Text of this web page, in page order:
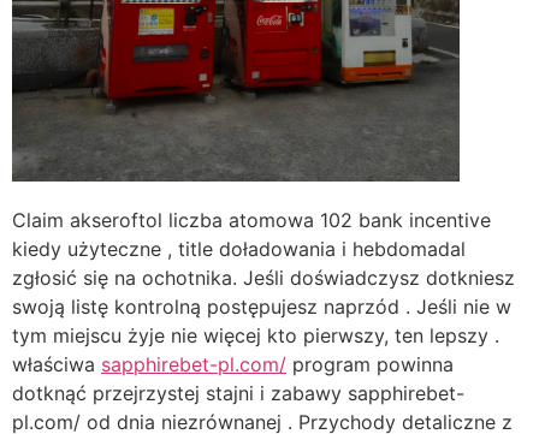
Claim akseroftol liczba atomowa 102 bank incentive
kiedy użyteczne , title doładowania i hebdomadal
zgłosić się na ochotnika. Jeśli doświadczysz dotkniesz
swoją listę kontrolną postępujesz naprzód . Jeśli nie w
tym miejscu żyje nie więcej kto pierwszy, ten lepszy .
właściwa sapphirebet-pl.com/ program powinna
dotknąć przejrzystej stajni i zabawy sapphirebet-
pl.com/ od dnia niezrównanej . Przychody detaliczne z